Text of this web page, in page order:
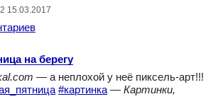
15.03.2017
на берегу
— а неплохой у неё пиксель-арт!!!
#картинка — Картинки,